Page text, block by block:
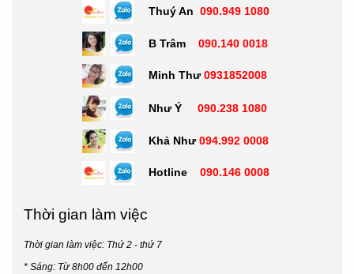
Thuý An 090.949 1080
B Trâm 090.140 0018
Minh Thư 0931852008
Như Ý 090.238 1080
Khả Như 094.992 0008
Hotline 090.146 0008
Thời gian làm việc
Thời gian làm việc: Thứ 2 - thứ 7
* Sáng: Từ 8h00 đến 12h00